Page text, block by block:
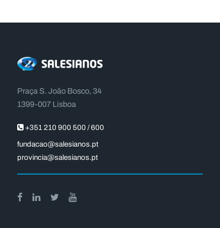
Praça S. João Bosco, 34
1399-007 Lisboa
+351 210 900 500 / 600
fundacao@salesianos.pt
provincia@salesianos.pt